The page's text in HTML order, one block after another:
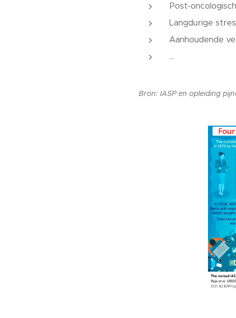
Post-
Langdurige
Aanhoudende
...
Bron: IASP en opleiding